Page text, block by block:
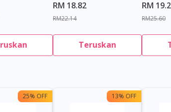
RM 18.82
RM22.14
Teruskan
RM
RM25.60
25% OFF 13% OFF